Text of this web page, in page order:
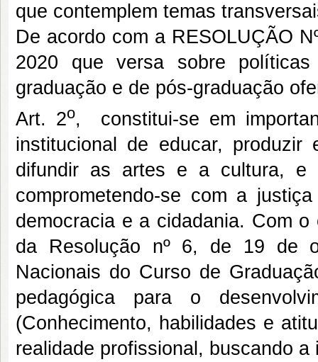
que contemplem temas
De acordo com a RESOLUÇÃO
2020 que versa sobre
graduação e de pós-graduação
Art. 2o, constitui-se em
institucional de educar,
difundir as artes e a cultura, e
comprometendo-se com a
democracia e a cidadania. Com
da Resolução nº 6, de 19 de
Nacionais do Curso de
pedagógica para o
(Conhecimento, habilidades e
realidade profissional, buscando